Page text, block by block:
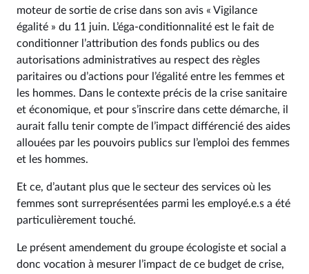
moteur de sortie de crise dans son avis « Vigilance
égalité » du 11 juin. L’éga-conditionnalité est le fait de
conditionner l’attribution des fonds publics ou des
autorisations administratives au respect des règles
paritaires ou d’actions pour l’égalité entre les femmes et
les hommes. Dans le contexte précis de la crise sanitaire
et économique, et pour s’inscrire dans cette démarche, il
aurait fallu tenir compte de l’impact différencié des aides
allouées par les pouvoirs publics sur l’emploi des femmes
et les hommes.
Et ce, d’autant plus que le secteur des services où les
femmes sont surreprésentées parmi les employé.e.s a été
particulièrement touché.
Le présent amendement du groupe écologiste et social a
donc vocation à mesurer l’impact de ce budget de crise,